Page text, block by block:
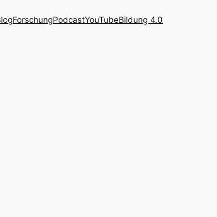
ForschungPodcastYouTubeBildung 4.0